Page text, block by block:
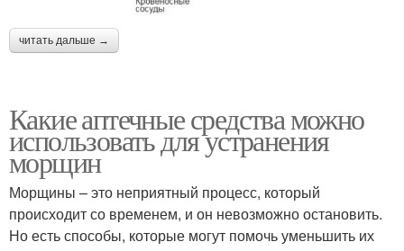
читать дальше →
Какие аптечные средства можно
использовать для устранения
морщин
Морщины – это неприятный процесс, который
происходит со временем, и он невозможно остановить.
Но есть способы, которые могут помочь уменьшить их